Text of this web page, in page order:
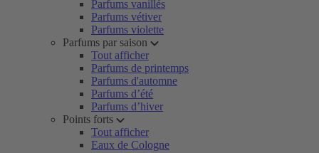
Parfums vanillés
Parfums vétiver
Parfums violette
Parfums par saison
Tout afficher
Parfums de printemps
Parfums d'automne
Parfums d’été
Parfums d’hiver
Points forts
Tout afficher
Eaux de Cologne